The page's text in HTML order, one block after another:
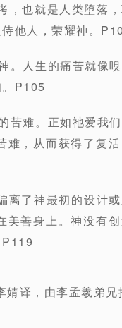
，也就是人类堕落
他人，荣耀神。
。人生的痛苦就像
P105
苦难。正如祂爱我
难，从而获得了复
了神最初的设计或
美善身上。神没有
译，由李孟羲弟兄